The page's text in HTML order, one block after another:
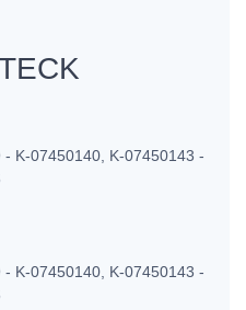
- K-07450140, K-07450143 -
- K-07450140, K-07450143 -